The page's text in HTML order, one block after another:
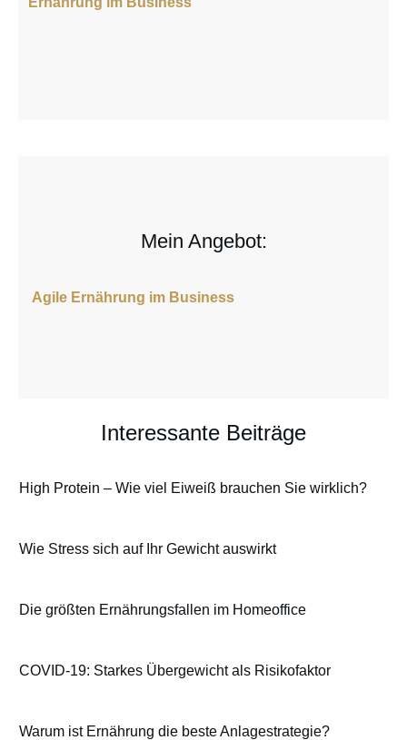
Mein Angebot:
Agile Ernährung im Business
Interessante Beiträge
High Protein – Wie viel Eiweiß brauchen Sie wirklich?
Wie Stress sich auf Ihr Gewicht auswirkt
Die größten Ernährungsfallen im Homeoffice
COVID-19: Starkes Übergewicht als Risikofaktor
Warum ist Ernährung die beste Anlagestrategie?